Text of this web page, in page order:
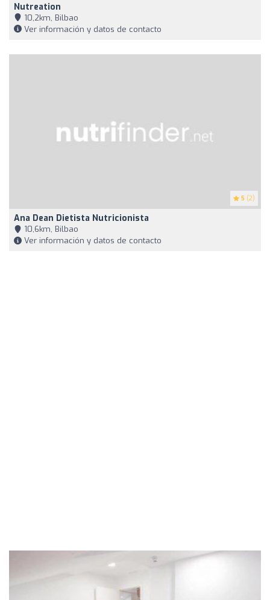
Nutreation
10,2km, Bilbao
Ver información y datos de contacto
5 (2)
Ana Dean Dietista Nutricionista
10,6km, Bilbao
Ver información y datos de contacto